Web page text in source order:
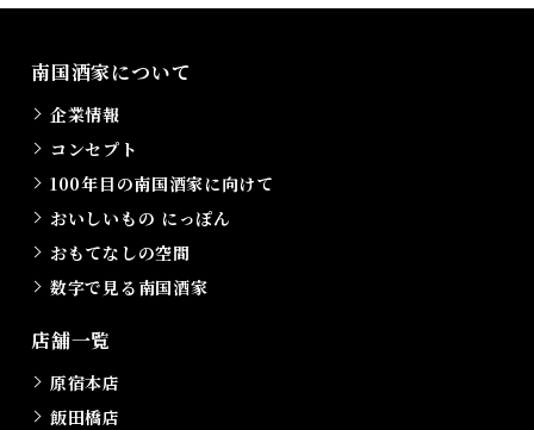
南国酒家について
企業情報
コンセプト
100年目の南国酒家に向けて
おいしいもの にっぽん
おもてなしの空間
数字で見る南国酒家
店舗一覧
原宿本店
飯田橋店